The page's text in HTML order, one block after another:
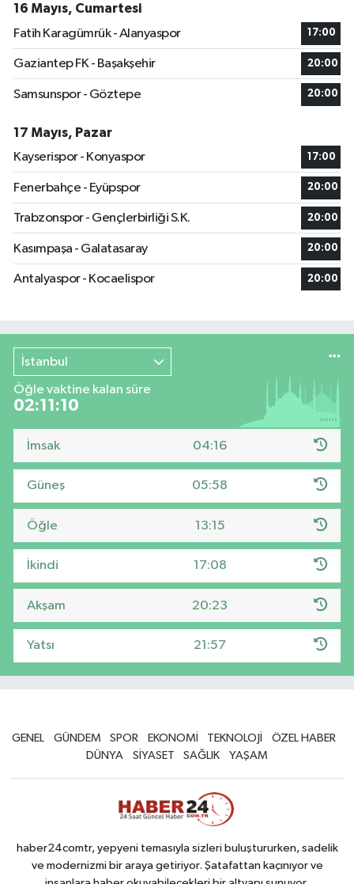
16 Mayıs, Cumartesi
Fatih Karagümrük - Alanyaspor
17:00
Gaziantep FK - Başakşehir 20:00
Samsunspor - Göztepe 20:00
17 Mayıs, Pazar
Kayserispor - Konyaspor
17:00
Fenerbahçe - Eyüpspor 20:00
Trabzonspor - Gençlerbirliği S.K. 20:00
Kasımpaşa - Galatasaray 20:00
Antalyaspor - Kocaelispor 20:00
İstanbul
Öğle vaktine kalan süre
02:11:09
İmsak 04:16
Güneş 05:58
Öğle 13:15
İkindi 17:08
Akşam 20:23
Yatsı 21:57
GENEL GÜNDEM SPOR EKONOMİ TEKNOLOJİ
ÖZEL HABER
DÜNYA
SİYASET SAĞLIK YAŞAM
haber24comtr, yepyeni temasıyla sizleri buluştururken, sadelik
ve modernizmi bir araya getiriyor. Şatafattan kaçınıyor ve